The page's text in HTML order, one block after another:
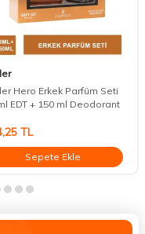
Hero Erkek Parfüm Seti
EDT + 150 ml Deodorant
TL
Sepete Ekle